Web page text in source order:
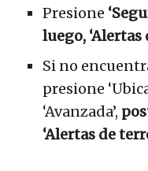
Presione
luego, ‘Alertas
Si no
presione
‘Avanzada’,
‘Alertas de